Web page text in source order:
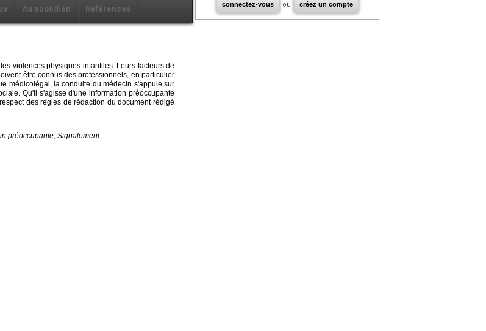
Au quotidien Références
violences physiques infantiles. Leurs facteurs de
être connus des professionnels, en particulier
médicolégal, la conduite du médecin s'appuie sur
Qu'il s'agisse d'une information préoccupante
des règles de rédaction du document rédigé
préoccupante, Signalement
connectez-vous ou créez un compte